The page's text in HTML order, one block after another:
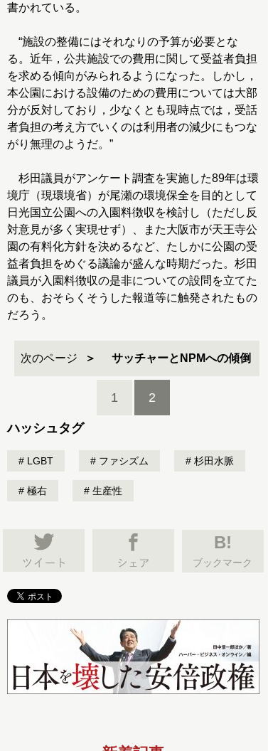
書かれている。
“施設の整備にはそれなりの予算が必要とな
る。近年，公共施設での費用に関して受益者負担
を求める傾向がみられるようになった。しかし，
本公園における設備のための費用については大部
分が反対しており，少なくとも現時点では，受話
者負担の考え方でいくのは利用者の減少にもつな
がり無理のようだ。”
杉田議員がアンケート調査を実施した89年は環
境庁（現環境省）が尾瀬の環境保全を目的として
日光国立公園への入園料徴収を検討し（ただし反
対意見が多く実現せず）、また大阪市が天王寺公
園の有料化方針を決めるなど、たしかに公園の受
益者負担をめぐる議論が盛んな時期だった。杉田
議員が入園料徴収の是非についての設問を立てた
のも、おそらくそうした報道等に触発されたもの
だろう。
次のページ サッチャーとNPMへの傾倒
1 2
ハッシュタグ
LGBT ファシズム 杉田水脈
極右 生産性
B!
ブックマーク